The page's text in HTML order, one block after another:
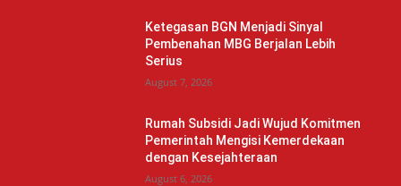
Ketegasan BGN Menjadi Sinyal
Pembenahan MBG Berjalan Lebih
Serius
August 7, 2026
Rumah Subsidi Jadi Wujud Komitmen
Pemerintah Mengisi Kemerdekaan
dengan Kesejahteraan
August 6, 2026